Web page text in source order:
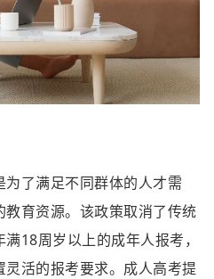
了满足不同群体的人才需
育资源。该政策取消了传统
18周岁以上的成年人报考，
活的报考要求。成人高考提